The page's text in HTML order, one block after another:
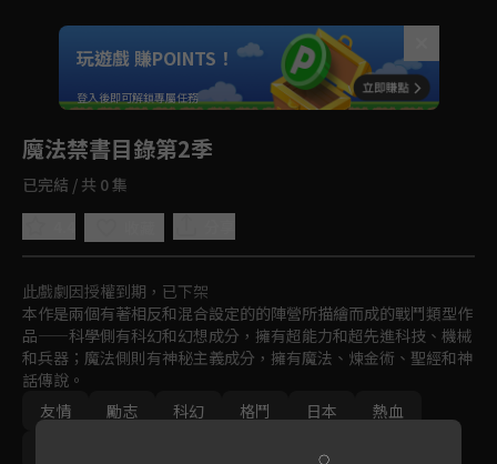
Unmute
如有不便請見諒
玩遊戲 賺POINTS！
登入後即可解鎖專屬任務
魔法禁書目錄第2季
已完結 / 共 0 集
此戲劇因授權到期，已下架
本作是兩個有著相反和混合設定的的陣營所描繪而成的戰鬥類型作
品——科學側有科幻和幻想成分，擁有超能力和超先進科技、機械
和兵器；魔法側則有神秘主義成分，擁有魔法、煉金術、聖經和神
話傳說。
友情
勵志 科幻 格鬥 日本
熱血